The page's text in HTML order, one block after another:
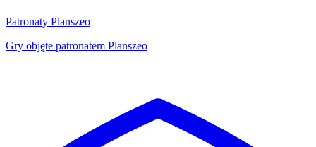
Patronaty Planszeo
Gry objęte patronatem Planszeo